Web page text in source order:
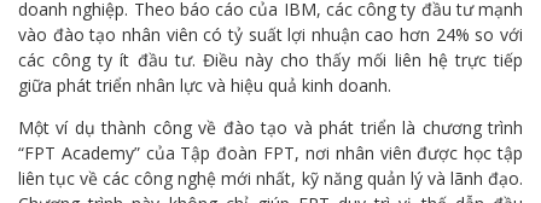
doanh nghiệp. Theo báo cáo của IBM, các công ty đầu tư mạnh
vào đào tạo nhân viên có tỷ suất lợi nhuận cao hơn 24% so với
các công ty ít đầu tư. Điều này cho thấy mối liên hệ trực tiếp
giữa phát triển nhân lực và hiệu quả kinh doanh.
Một ví dụ thành công về đào tạo và phát triển là chương trình
“FPT Academy” của Tập đoàn FPT, nơi nhân viên được học tập
liên tục về các công nghệ mới nhất, kỹ năng quản lý và lãnh đạo.